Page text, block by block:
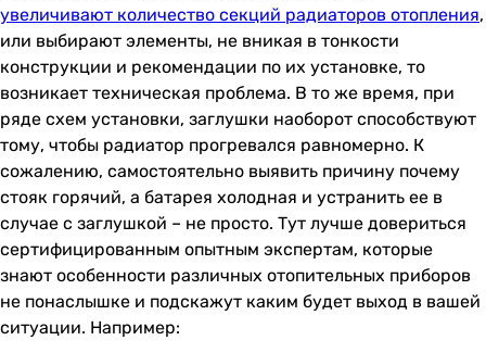
увеличивают количество секций радиаторов отопления,
или выбирают элементы, не вникая в тонкости
конструкции и рекомендации по их установке, то
возникает техническая проблема. В то же время, при
ряде схем установки, заглушки наоборот способствуют
тому, чтобы радиатор прогревался равномерно. К
сожалению, самостоятельно выявить причину почему
стояк горячий, а батарея холодная и устранить ее в
случае с заглушкой – не просто. Тут лучше довериться
сертифицированным опытным экспертам, которые
знают особенности различных отопительных приборов
не понаслышке и подскажут каким будет выход в вашей
ситуации. Например: